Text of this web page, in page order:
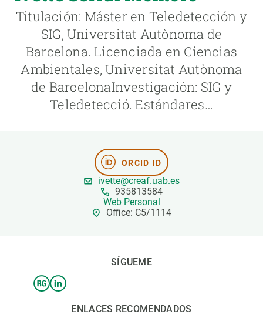
Titulación: Máster en Teledetección y
SIG, Universitat Autònoma de
Barcelona. Licenciada en Ciencias
Ambientales, Universitat Autònoma
de BarcelonaInvestigación: SIG y
Teledetecció. Estándares…
ORCID ID
ivette@creaf.uab.es
935813584
Web Personal
Office: C5/1114
SÍGUEME
ENLACES RECOMENDADOS
ÚNETE A NOSOTROS
PARTICIPA
NOTICIAS Y AGENDA